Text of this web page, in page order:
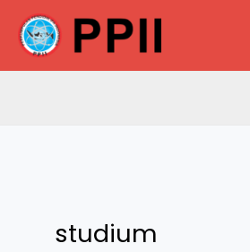
content
studium